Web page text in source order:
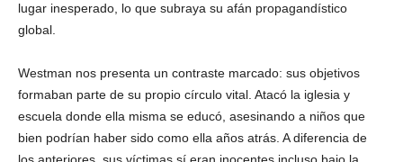
lugar inesperado, lo que subraya su afán propagandístico
global.
Westman nos presenta un contraste marcado: sus objetivos
formaban parte de su propio círculo vital. Atacó la iglesia y
escuela donde ella misma se educó, asesinando a niños que
bien podrían haber sido como ella años atrás. A diferencia de